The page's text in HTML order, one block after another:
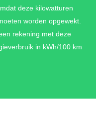
deze kilowatturen
worden opgewekt.
rekening met deze
in kWh/100 km